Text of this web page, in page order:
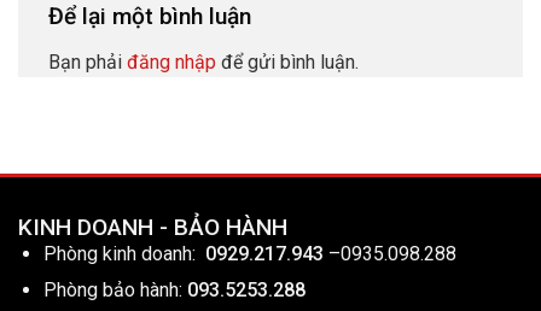
Để lại một bình luận
Bạn phải đăng nhập để gửi bình luận.
KINH DOANH - BẢO HÀNH
Phòng kinh doanh: 0929.217.943 –0935.098.288
Phòng bảo hành: 093.5253.288